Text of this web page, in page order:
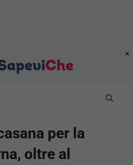
per la
oltre al